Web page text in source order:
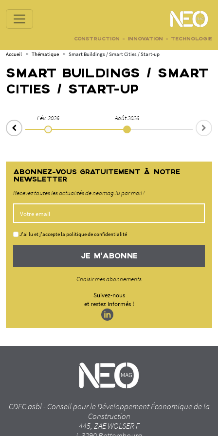
CONSTRUCTION - INNOVATION - TECHNOLOGIE
Accueil > Thématique > Smart Buildings / Smart Cities / Start-up
SMART BUILDINGS / SMART
CITIES / START-UP
Fév. 2026 Août 2026
ABONNEZ-VOUS GRATUITEMENT À NOTRE
NEWSLETTER
Recevez toutes les actualités de neomag.lu par mail !
J'ai lu et j'accepte la politique de confidentialité
JE M'ABONNE
Choisir mes abonnements
Suivez-nous
et restez informés !
CDEC asbl - Conseil pour le Développement Économique de la
Construction
445, ZAE WOLSER F